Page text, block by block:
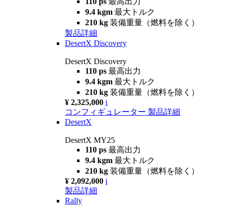
9.4 kgm 最大トルク
210 kg 装備重量（燃料を除く）
製品詳細
DesertX Discovery
DesertX Discovery
110 ps 最高出力
9.4 kgm 最大トルク
210 kg 装備重量（燃料を除く）
¥ 2,325,000 i
コンフィギュレーター 製品詳細
DesertX
DesertX MY25
110 ps 最高出力
9.4 kgm 最大トルク
210 kg 装備重量（燃料を除く）
¥ 2,092,000 i
製品詳細
Rally